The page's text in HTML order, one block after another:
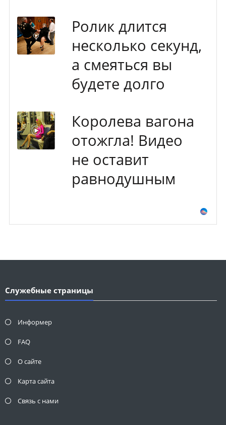
Ролик длится
несколько секунд,
а смеяться вы
будете долго
Королева вагона
отожгла! Видео
не оставит
равнодушным
Служебные страницы
Информер
FAQ
О сайте
Карта сайта
Связь с нами